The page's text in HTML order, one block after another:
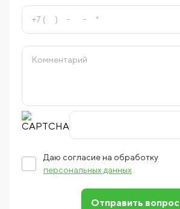
Даю согласие на обработку
персональных данных
Отправить вопрос